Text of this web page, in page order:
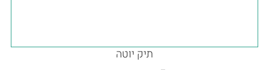
תיק יוטה